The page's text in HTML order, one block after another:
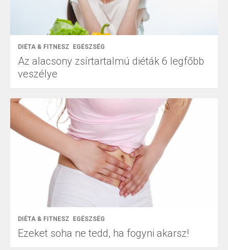
DIÉTA & FITNESZ EGÉSZSÉG
Az alacsony zsírtartalmú diéták 6 legfőbb
veszélye
DIÉTA & FITNESZ EGÉSZSÉG
Ezeket soha ne tedd, ha fogyni akarsz!